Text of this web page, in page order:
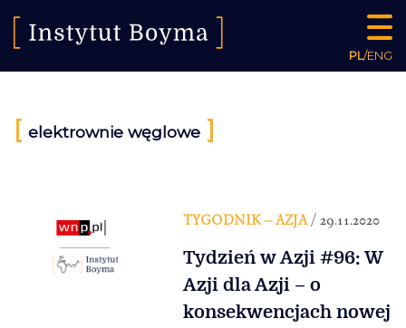
PL/ENG
[ elektrownie węglowe ]
TYGODNIK – AZJA/ 29.11.2020
Tydzień w Azji #96: W
Azji dla Azji – o
konsekwencjach nowej